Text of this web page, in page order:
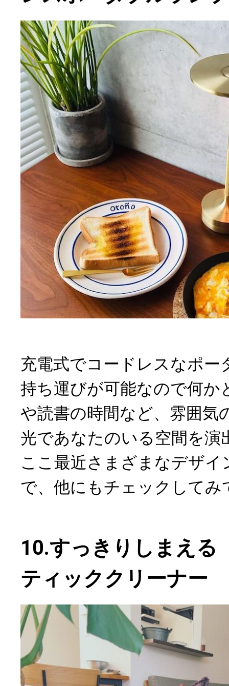
充電式でコードレスなポー
持ち運びが可能なので何か
や読書の時間など、雰囲気
光であなたのいる空間を演
ここ最近さまざまなデザイ
で、他にもチェックしてみ
10.すっきりしまえる
ティッククリーナー